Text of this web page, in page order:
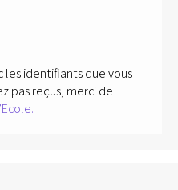
les identifiants que vous
pas reçus, merci de